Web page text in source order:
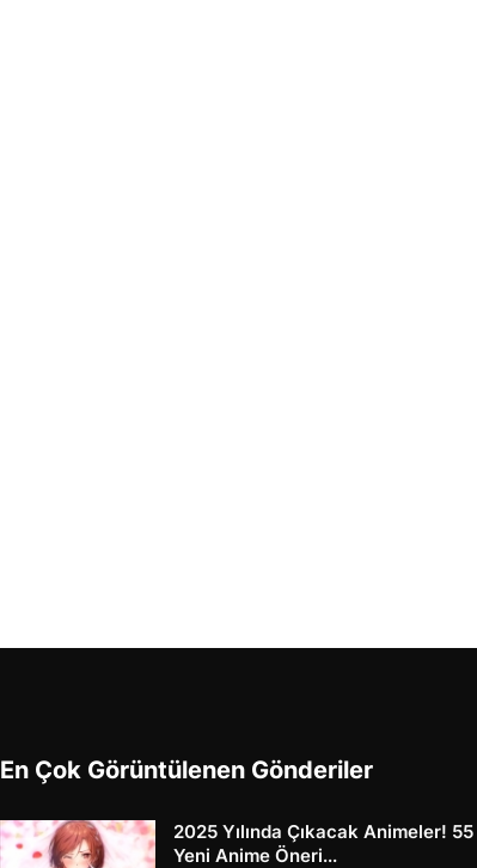
En Çok Görüntülenen Gönderiler
2025 Yılında Çıkacak Animeler! 55
Yeni Anime Öneri...